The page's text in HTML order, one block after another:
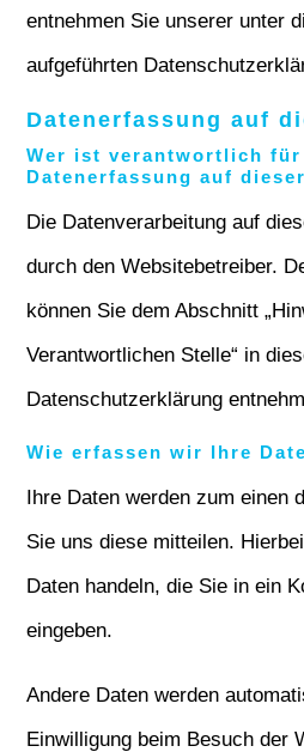
entnehmen Sie unserer unter
aufgeführten
Datenerfassung auf
Wer ist verantwortlich für
Datenerfassung auf
Die Datenverarbeitung auf
durch den Websitebetreiber.
können Sie dem Abschnitt
Verantwortlichen Stelle“ in
Datenschutzerklärung
Wie erfassen wir Ihre
Ihre Daten werden zum einen
Sie uns diese mitteilen.
Daten handeln, die Sie in ein
eingeben.
Andere Daten werden
Einwilligung beim Besuch der